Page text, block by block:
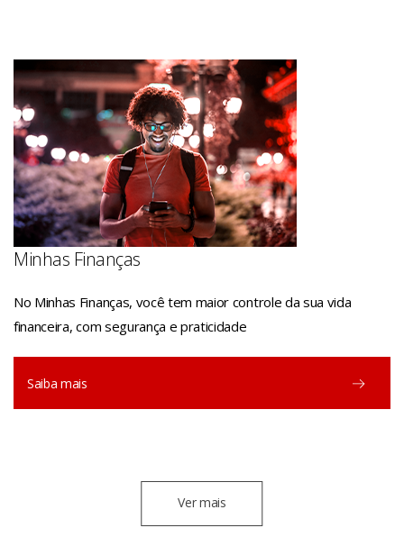
Minhas Finanças
No Minhas Finanças, você tem maior controle da sua vida
financeira, com segurança e praticidade
Saiba mais
Ver mais